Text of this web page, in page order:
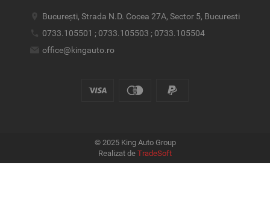
București, Strada N.D. Cocea 27A, Sector 5, Bucuresti
0733.105501 ; 0733.105503 ; 0733.105504
office@kingauto.ro
© 2025 King Auto Group
Realizat de TradeSoft